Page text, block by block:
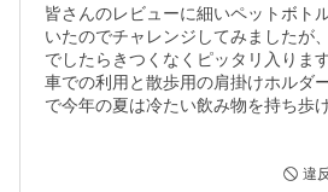
皆さんのレビューに細いペットボト
いたのでチャレンジしてみましたが
でしたらきつくなくピッタリ入ります
車での利用と散歩用の肩掛けホルダ
で今年の夏は冷たい飲み物を持ち歩
違